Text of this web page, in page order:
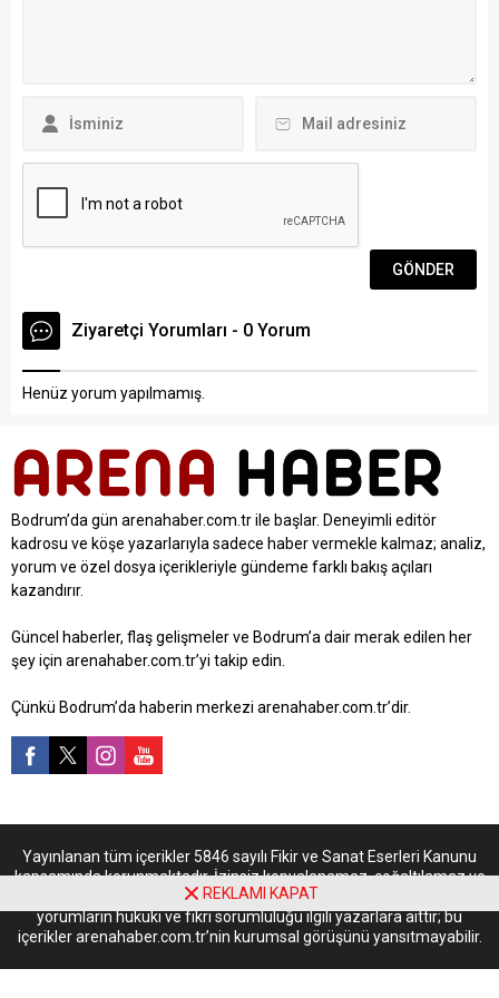
Ziyaretçi Yorumları - 0 Yorum
Henüz yorum yapılmamış.
Bodrum’da gün arenahaber.com.tr ile başlar. Deneyimli editör
kadrosu ve köşe yazarlarıyla sadece haber vermekle kalmaz; analiz,
yorum ve özel dosya içerikleriyle gündeme farklı bakış açıları
kazandırır.
Güncel haberler, flaş gelişmeler ve Bodrum’a dair merak edilen her
şey için arenahaber.com.tr’yi takip edin.
Çünkü Bodrum’da haberin merkezi arenahaber.com.tr’dir.
Yayınlanan tüm içerikler 5846 sayılı Fikir ve Sanat Eserleri Kanunu
kapsamında korunmaktadır. İzinsiz kopyalanamaz, çoğaltılamaz ve
kaynak gösterilmeden kullanılamaz. Sitede yer alan köşe yazıları ve
yorumların hukuki ve fikri sorumluluğu ilgili yazarlara aittir; bu
içerikler arenahaber.com.tr’nin kurumsal görüşünü yansıtmayabilir.
REKLAMI KAPAT